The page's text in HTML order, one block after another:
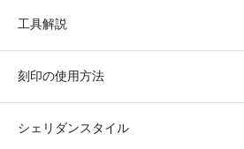
工具解説
刻印の使用方法
シェリダンスタイル